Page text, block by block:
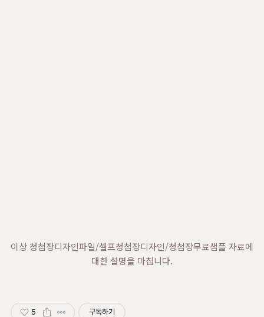
이상 청첩장디자인파일/셀프청첩장디자인/청첩장무료샘플 자료에
대한 설명을 마칩니다.
5 구독하기